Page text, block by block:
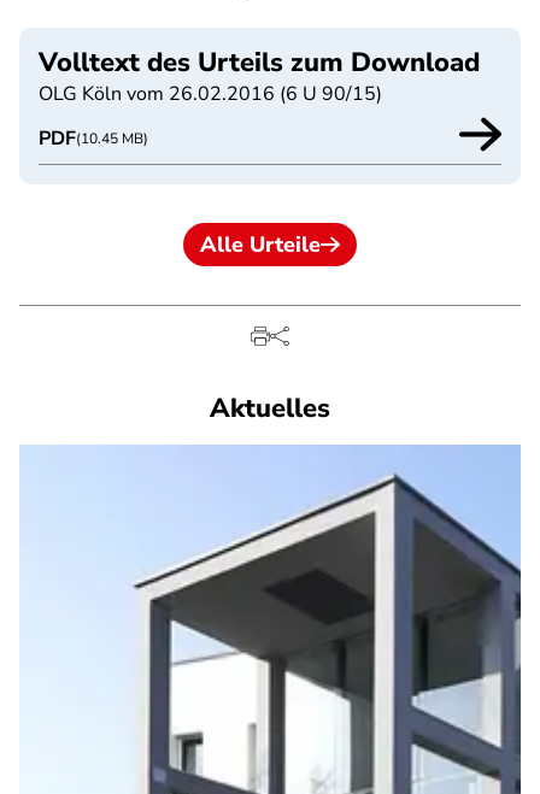
Volltext des Urteils zum Download
OLG Köln vom 26.02.2016 (6 U 90/15)
PDF(10.45 MB)
Alle Urteile
Aktuelles